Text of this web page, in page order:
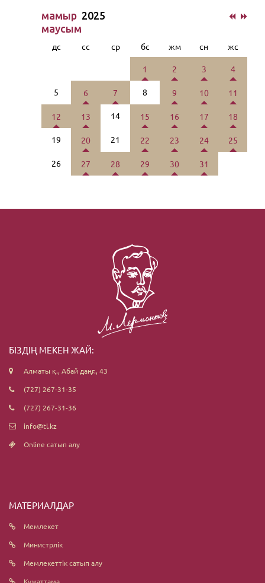
мамыр 2025
маусым
дс сс ср бс жм сн жс
1 2 3 4
5 6 7 8 9 10 11
12 13 14 15 16 17 18
19 20 21 22 23 24 25
26 27 28 29 30 31
БІЗДІҢ МЕКЕН ЖАЙ:
Алматы қ., Абай даңғ., 43
(727) 267-31-35
(727) 267-31-36
info@tl.kz
Online сатып алу
МАТЕРИАЛДАР
Мемлекет
Министрлік
Мемлекеттік сатып алу
Құжаттама